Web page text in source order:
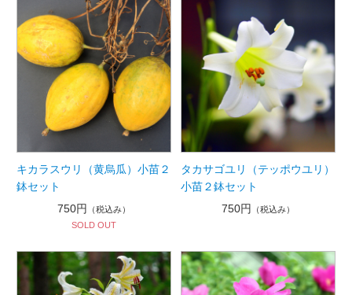
キカラスウリ（黄烏瓜）小苗２
鉢セット
750円
（税込み）
SOLD OUT
タカサゴユリ（テッポウユリ）
小苗２鉢セット
750円
（税込み）